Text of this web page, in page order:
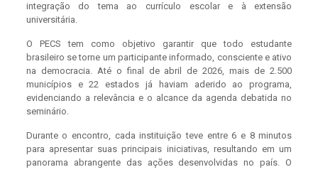
integração do tema ao currículo escolar e à extensão
universitária.
O PECS tem como objetivo garantir que todo estudante
brasileiro se torne um participante informado, consciente e ativo
na democracia. Até o final de abril de 2026, mais de 2.500
municípios e 22 estados já haviam aderido ao programa,
evidenciando a relevância e o alcance da agenda debatida no
seminário.
Durante o encontro, cada instituição teve entre 6 e 8 minutos
para apresentar suas principais iniciativas, resultando em um
panorama abrangente das ações desenvolvidas no país. O